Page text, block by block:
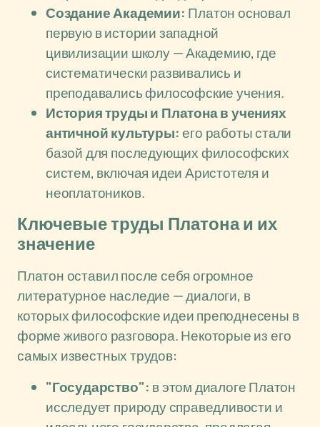
Создание Академии: Платон основал
первую в истории западной
цивилизации школу — Академию, где
систематически развивались и
преподавались философские учения.
История труды и Платона в учениях
античной культуры:его работы стали
базой для последующих философских
систем, включая идеи Аристотеля и
неоплатоников.
Ключевые труды Платона и их
значение
Платон оставил после себя огромное
литературное наследие — диалоги, в
которых философские идеи преподнесены в
форме живого разговора. Некоторые из его
самых известных трудов:
"Государство": в этом диалоге Платон
исследует природу справедливости и